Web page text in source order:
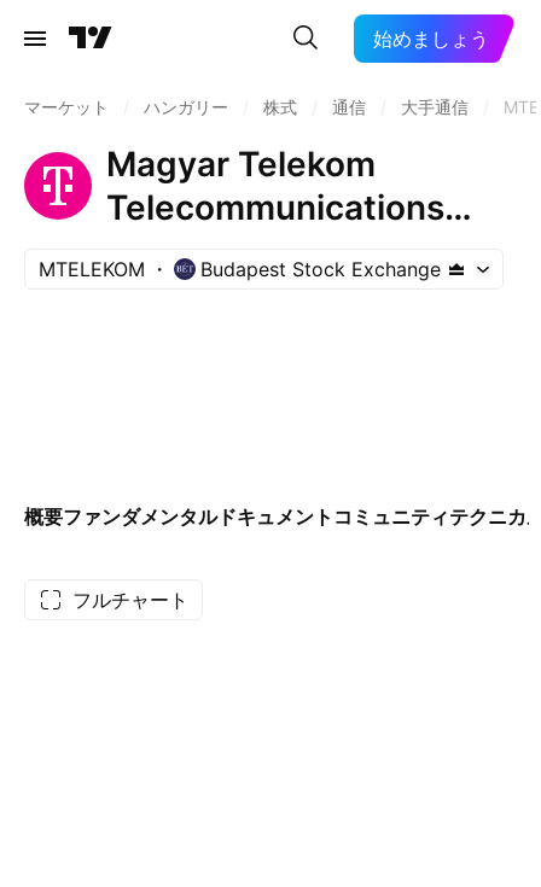
始めましょう
マーケット ハンガリー 株式 通信 大手通信
Magyar Telekom
Telecommunications
PLC
MTELEKOM Budapest Stock Exchange
概要ファンダメンタルドキュメント コミュニティテクニカ
フルチャート